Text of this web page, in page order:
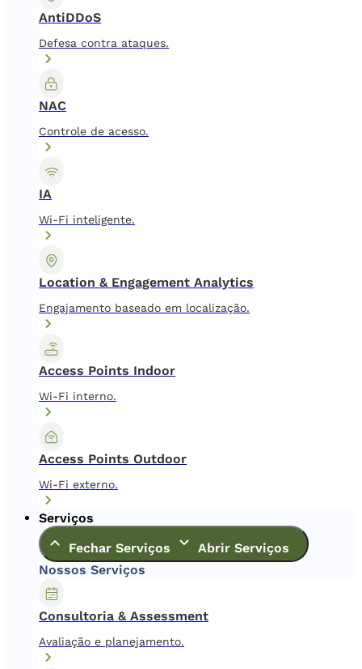
AntiDDoS
Defesa contra ataques.
NAC
Controle de acesso.
IA
Wi-Fi inteligente.
Location & Engagement Analytics
Engajamento baseado em localização.
Access Points Indoor
Wi-Fi interno.
Access Points Outdoor
Wi-Fi externo.
Serviços
Fechar Serviços
Abrir Serviços
Nossos Serviços
Consultoria & Assessment
Avaliação e planejamento.